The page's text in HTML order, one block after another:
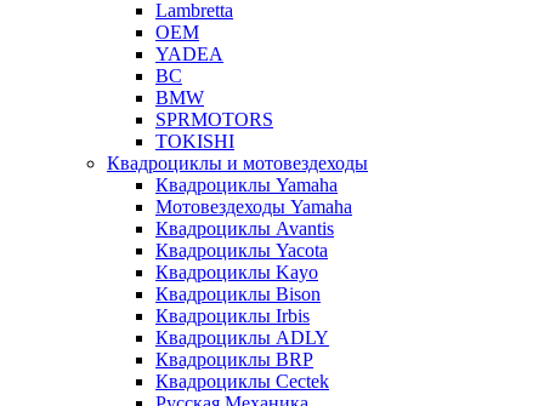
Lambretta
OEM
YADEA
BC
BMW
SPRMOTORS
TOKISHI
Квадроциклы и мотовездеходы
Квадроциклы Yamaha
Мотовездеходы Yamaha
Квадроциклы Avantis
Квадроциклы Yacota
Квадроциклы Kayo
Квадроциклы Bison
Квадроциклы Irbis
Квадроциклы ADLY
Квадроциклы BRP
Квадроциклы Cectek